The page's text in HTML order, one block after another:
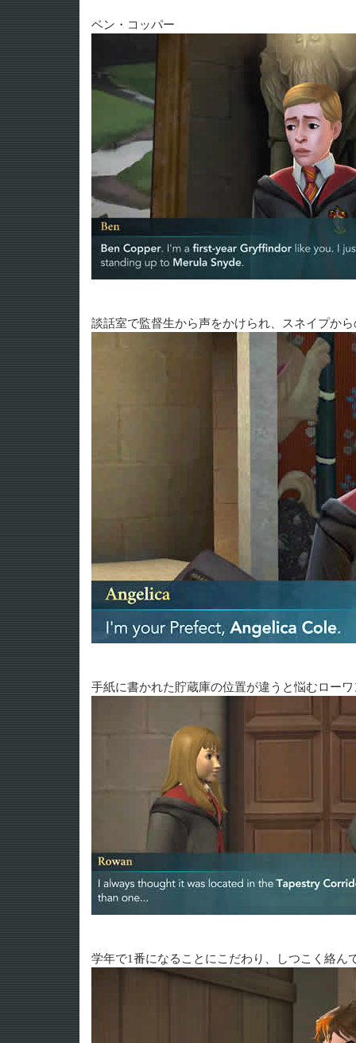
ベン・コッパー
談話室で監督生から声をかけられ、スネイプか
手紙に書かれた貯蔵庫の位置が違うと悩むローワ
学年で1番になることにこだわり、しつこく絡ん